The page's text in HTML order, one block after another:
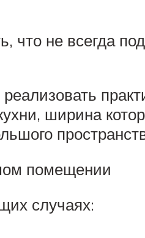
что не всегда
ширина
помещении
случаях: